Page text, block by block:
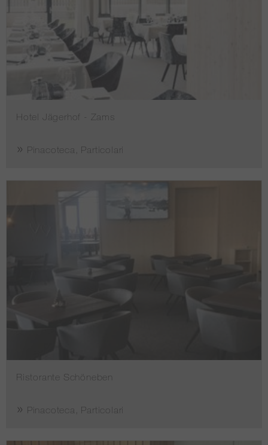
Hotel Jägerhof - Zams
Pinacoteca, Particolari
Ristorante Schöneben
Pinacoteca, Particolari